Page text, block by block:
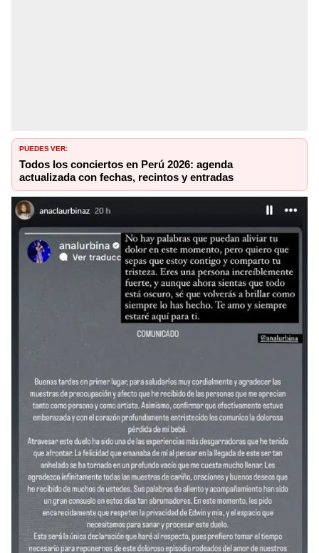
PUEDES VER:
Todos los conciertos en Perú 2026: agenda
actualizada con fechas, recintos y entradas